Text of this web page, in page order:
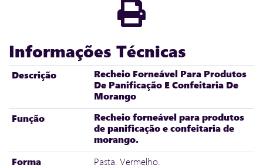
Informações Técnicas
Descrição
Recheio Forneável Para Produtos
De Panificação E Confeitaria De
Morango
Função
Recheio forneável para produtos
de panificação e confeitaria de
morango.
Forma
Pasta. Vermelho.